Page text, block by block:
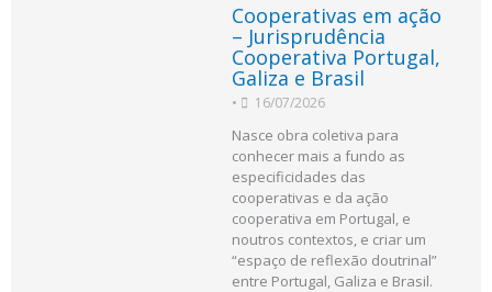
Cooperativas em ação
– Jurisprudência
Cooperativa Portugal,
Galiza e Brasil
• 16/07/2026
Nasce obra coletiva para
conhecer mais a fundo as
especificidades das
cooperativas e da ação
cooperativa em Portugal, e
noutros contextos, e criar um
“espaço de reflexão doutrinal”
entre Portugal, Galiza e Brasil.